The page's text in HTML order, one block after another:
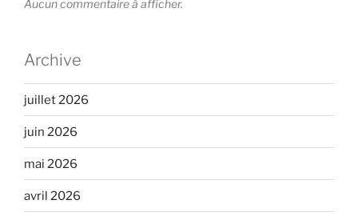
Aucun commentaire à afficher.
Archive
juillet 2026
juin 2026
mai 2026
avril 2026